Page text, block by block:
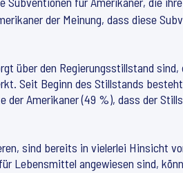
der Meinung, dass diese
über den Regierungsstillstand
Seit Beginn des Stillstands
Amerikaner (49 %), dass der
sind bereits in vielerlei Hinsicht
Lebensmittel angewiesen sind,